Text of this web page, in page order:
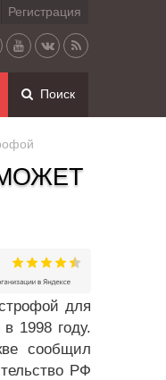
Регистрация
Поиск
для
1998 году.
сообщил
РФ